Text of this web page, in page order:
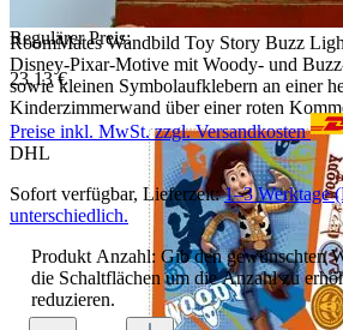
RoomMates Wandbild Toy Story Buzz
Disney-Pixar-Motive mit Woody- und
sowie kleinen Symbolaufklebern an einer
Kinderzimmerwand über einer roten
Regulärer Preis:
23,13 €
Preise inkl. MwSt. zzgl. Versandkosten
DHL
Sofort verfügbar, Lieferzeit:1–3 Werktage
unterschiedlich.
Produkt Anzahl: Gib den gewünschten
die Schaltflächen um die Anzahl zu
reduzieren.